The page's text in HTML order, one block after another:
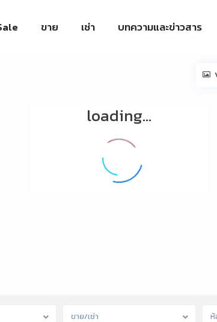
ขาย เช่า บทความและข่าวสาร
loading...
ขาย/เช่า ห้